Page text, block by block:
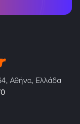
Αθήνα, Ελλάδα